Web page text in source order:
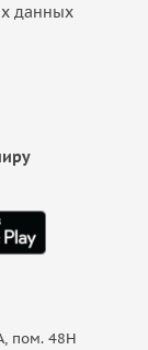
данных
пом. 48Н